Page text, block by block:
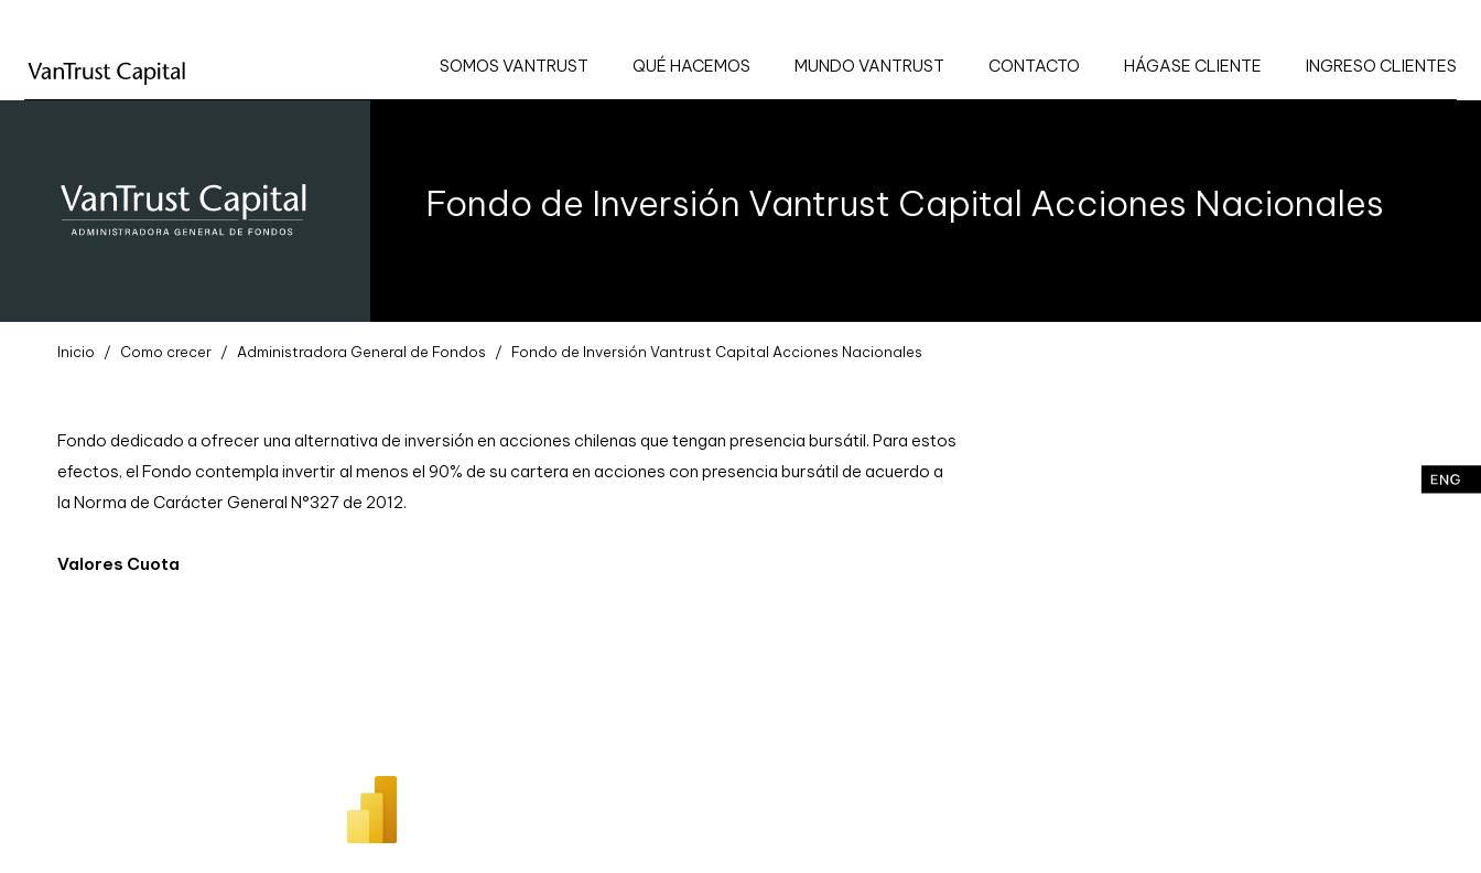
SOMOS VANTRUST QUÉ HACEMOS MUNDO VANTRUST CONTACTO HÁGASE CLIENTE INGRESO CLIENTES
Fondo de Inversión Vantrust Capital Acciones Nacionales
Inicio Como crecer Administradora General de Fondos Fondo de Inversión Vantrust Capital Acciones Nacionales
Fondo dedicado a ofrecer una alternativa de inversión en acciones chilenas que tengan presencia bursátil. Para estos
efectos, el Fondo contempla invertir al menos el 90% de su cartera en acciones con presencia bursátil de acuerdo a
la Norma de Carácter General N°327 de 2012.
Valores Cuota